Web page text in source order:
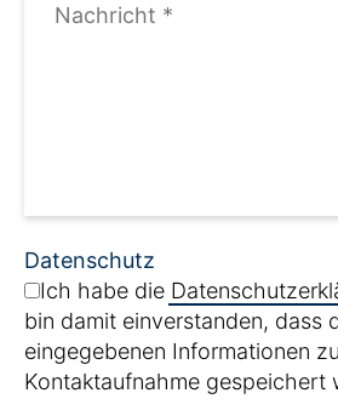
Datenschutz
Ich habe die
bin damit einverstanden, dass
eingegebenen Informationen
Kontaktaufnahme gespeichert